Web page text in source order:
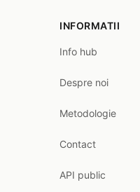
INFORMATII
Info hub
Despre noi
Metodologie
Contact
API public